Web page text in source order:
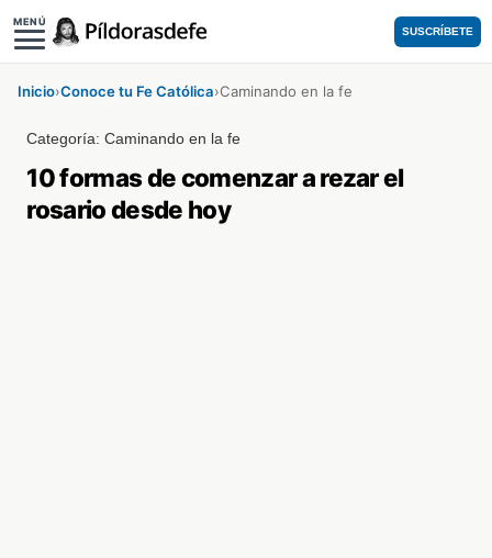
MENÚ
SUSCRÍBETE
Inicio›Conoce tu Fe Católica›Caminando en la fe
Categoría:Caminando en la fe
10 formas de comenzar a rezar el
rosario desde hoy